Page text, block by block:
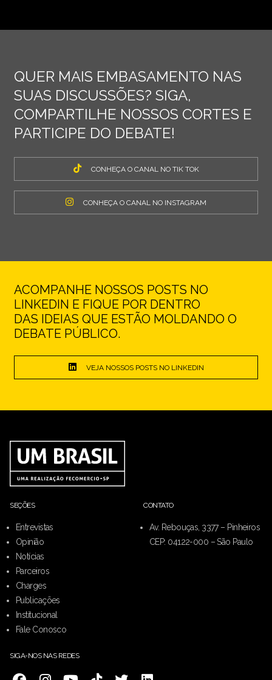
QUER MAIS EMBASAMENTO NAS
SUAS DISCUSSÕES? SIGA,
COMPARTILHE NOSSOS CORTES E
PARTICIPE DO DEBATE!
CONHEÇA O CANAL NO TIK TOK
CONHEÇA O CANAL NO INSTAGRAM
ACOMPANHE NOSSOS POSTS NO
LINKEDIN E FIQUE POR DENTRO
DAS IDEIAS QUE ESTÃO MOLDANDO O
DEBATE PÚBLICO.
VEJA NOSSOS POSTS NO LINKEDIN
SEÇÕES
Entrevistas
Opinião
Notícias
Parceiros
Charges
Publicações
Institucional
Fale Conosco
CONTATO
Av. Rebouças, 3377 – Pinheiros
CEP: 04122-000 – São Paulo
SIGA-NOS NAS REDES